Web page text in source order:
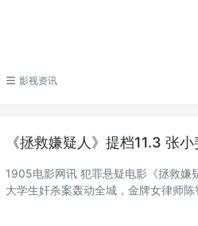
影视资讯
《拯救嫌疑人》提档11.3 张
1905电影网讯 犯罪悬疑电影《拯救嫌
大学生奸杀案轰动全城，金牌女律师陈